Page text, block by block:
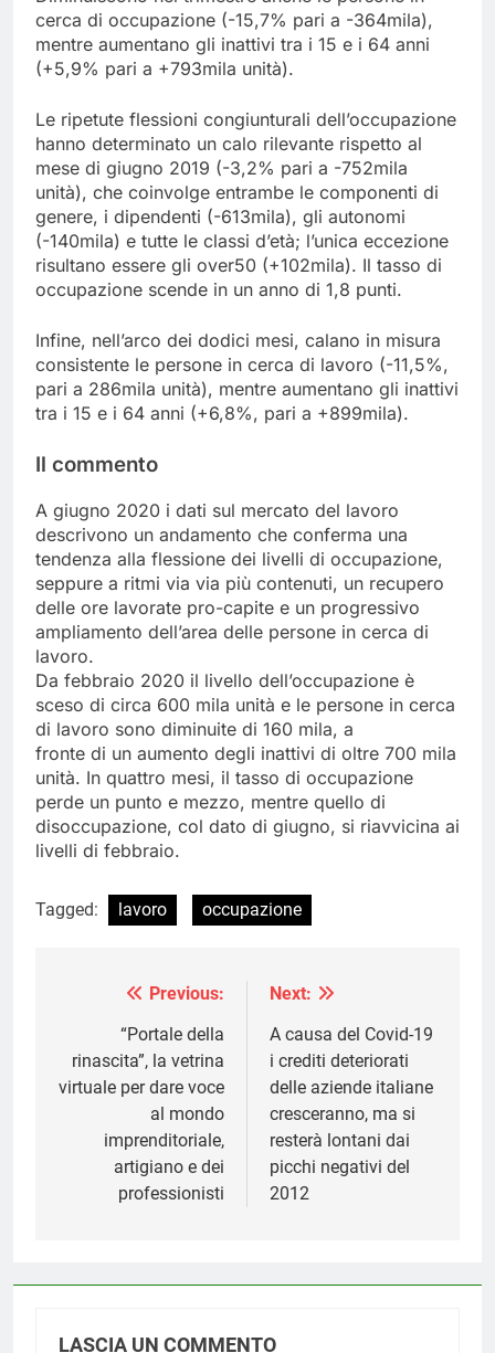
cerca di occupazione (-15,7% pari a -364mila),
mentre aumentano gli inattivi tra i 15 e i 64 anni
(+5,9% pari a +793mila unità).
Le ripetute flessioni congiunturali dell’occupazione
hanno determinato un calo rilevante rispetto al
mese di giugno 2019 (-3,2% pari a -752mila
unità), che coinvolge entrambe le componenti di
genere, i dipendenti (-613mila), gli autonomi
(-140mila) e tutte le classi d’età; l’unica eccezione
risultano essere gli over50 (+102mila). Il tasso di
occupazione scende in un anno di 1,8 punti.
Infine, nell’arco dei dodici mesi, calano in misura
consistente le persone in cerca di lavoro (-11,5%,
pari a 286mila unità), mentre aumentano gli inattivi
tra i 15 e i 64 anni (+6,8%, pari a +899mila).
Il commento
A giugno 2020 i dati sul mercato del lavoro
descrivono un andamento che conferma una
tendenza alla flessione dei livelli di occupazione,
seppure a ritmi via via più contenuti, un recupero
delle ore lavorate pro-capite e un progressivo
ampliamento dell’area delle persone in cerca di
lavoro.
Da febbraio 2020 il livello dell’occupazione è
sceso di circa 600 mila unità e le persone in cerca
di lavoro sono diminuite di 160 mila, a
fronte di un aumento degli inattivi di oltre 700 mila
unità. In quattro mesi, il tasso di occupazione
perde un punto e mezzo, mentre quello di
disoccupazione, col dato di giugno, si riavvicina ai
livelli di febbraio.
Tagged: lavoro occupazione
Navigazione
articoli
Previous:
“Portale della
rinascita”, la vetrina
virtuale per dare voce
al mondo
imprenditoriale,
artigiano e dei
professionisti
Next:
A causa del Covid-19
i crediti deteriorati
delle aziende italiane
cresceranno, ma si
resterà lontani dai
picchi negativi del
2012
LASCIA UN COMMENTO